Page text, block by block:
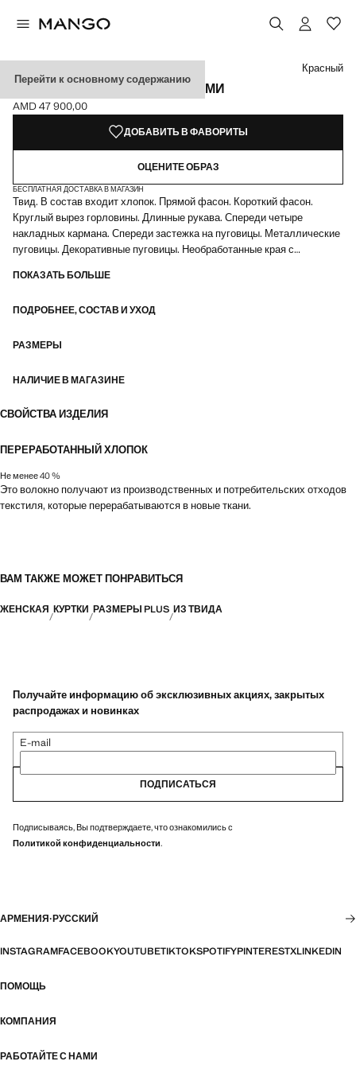
Перейти к основному содержанию
ЖАКЕТ ИЗ ТВИДА С КАРМАНАМИ
Текущая цена [AMD 47 900,00 ]
AMD 47 900,00
Выберите цвет
Цвет Черный
Цвет ЭкрюВыбранный цвет: Красный
Красный
ДОБАВИТЬ В ФАВОРИТЫ
ОЦЕНИТЕ ОБРАЗ
БЕСПЛАТНАЯ ДОСТАВКА В МАГАЗИН
Твид. В состав входит хлопок. Прямой фасон. Короткий фасон.
Круглый вырез горловины. Длинные рукава. Спереди четыре
накладных кармана. Спереди застежка на пуговицы. Металлические
пуговицы. Декоративные пуговицы. Необработанные края с
вечеринок и торжеств
ПОКАЗАТЬ БОЛЬШЕ
ПОДРОБНЕЕ, СОСТАВ И УХОД
РАЗМЕРЫ
НАЛИЧИЕ В МАГАЗИНЕ
СВОЙСТВА ИЗДЕЛИЯ
ПЕРЕРАБОТАННЫЙ ХЛОПОК
Не менее 40 %
Это волокно получают из производственных и потребительских отходов
текстиля, которые перерабатываются в новые ткани.
ВАМ ТАКЖЕ МОЖЕТ ПОНРАВИТЬСЯ
ЖЕНСКАЯ КУРТКИ РАЗМЕРЫ PLUS ИЗ ТВИДА
Получайте информацию об эксклюзивных акциях, закрытых
распродажах и новинках
E-mail
ПОДПИСАТЬСЯ
Подписываясь, Вы подтверждаете, что ознакомились с
Политикой конфиденциальности.
АРМЕНИЯ·РУССКИЙ
INSTAGRAMFACEBOOKYOUTUBETIKTOKSPOTIFYPINTERESTXLINKEDIN
ПОМОЩЬ
КОМПАНИЯ
РАБОТАЙТЕ С НАМИ